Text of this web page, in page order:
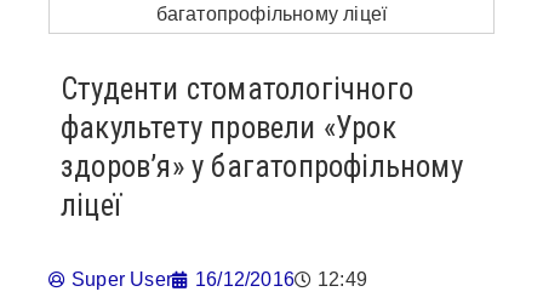
Студенти стоматологічного
факультету провели «Урок
здоров’я» у багатопрофільному
ліцеї
Super User 16/12/2016 12:49